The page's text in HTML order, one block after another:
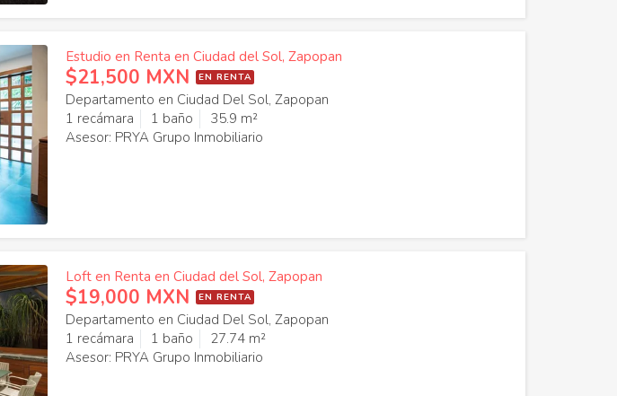
Estudio en Renta en Ciudad del Sol, Zapopan
$21,500 MXN EN RENTA
Departamento en Ciudad Del Sol, Zapopan
1 recámara
1 baño
35.9 m²
Asesor: PRYA Grupo Inmobiliario
Loft en Renta en Ciudad del Sol, Zapopan
$19,000 MXN EN RENTA
Departamento en Ciudad Del Sol, Zapopan
1 recámara
1 baño
27.74 m²
Asesor: PRYA Grupo Inmobiliario